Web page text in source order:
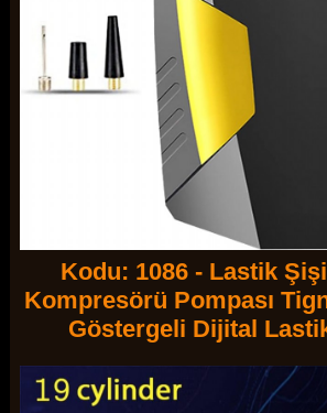
Kodu: 1086 - Lastik
Kompresörü Pompası
Göstergeli Dijital